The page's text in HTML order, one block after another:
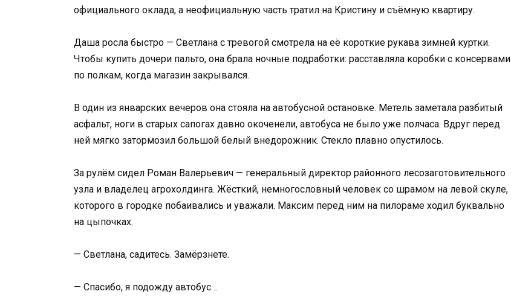
официального оклада, а неофициальную часть тратил на Кристину и съёмную квартиру.
Даша росла быстро — Светлана с тревогой смотрела на её короткие рукава зимней куртки.
Чтобы купить дочери пальто, она брала ночные подработки: расставляла коробки с консервами
по полкам, когда магазин закрывался.
В один из январских вечеров она стояла на автобусной остановке. Метель заметала разбитый
асфальт, ноги в старых сапогах давно окоченели, автобуса не было уже полчаса. Вдруг перед
ней мягко затормозил большой белый внедорожник. Стекло плавно опустилось.
За рулём сидел Роман Валерьевич — генеральный директор районного лесозаготовительного
узла и владелец агрохолдинга. Жёсткий, немногословный человек со шрамом на левой скуле,
которого в городке побаивались и уважали. Максим перед ним на пилораме ходил буквально
на цыпочках.
— Светлана, садитесь. Замёрзнете.
— Спасибо, я подожду автобус…